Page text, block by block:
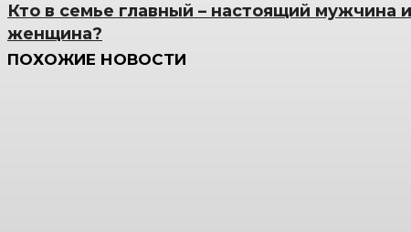
Кто в семье главный – настоящий мужчина
женщина?
ПОХОЖИЕ НОВОСТИ